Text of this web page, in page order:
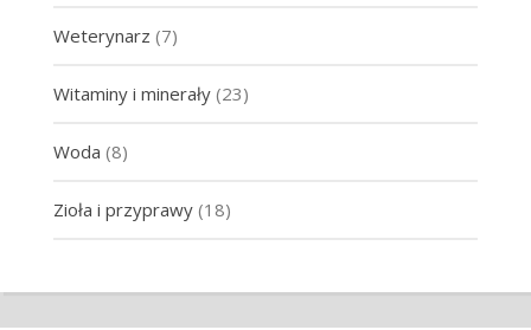
Weterynarz (7)
Witaminy i minerały(23)
Woda (8)
Zioła i przyprawy(18)